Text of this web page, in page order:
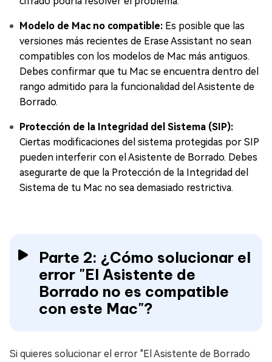
Modelo de Mac no compatible: Es posible que las
versiones más recientes de Erase Assistant no sean
compatibles con los modelos de Mac más antiguos.
Debes confirmar que tu Mac se encuentra dentro del
rango admitido para la funcionalidad del Asistente de
Borrado.
Protección de la Integridad del Sistema (SIP):
Ciertas modificaciones del sistema protegidas por SIP
pueden interferir con el Asistente de Borrado. Debes
asegurarte de que la Protección de la Integridad del
Sistema de tu Mac no sea demasiado restrictiva.
Parte 2: ¿Cómo solucionar el
error "El Asistente de
Borrado no es compatible
con este Mac"?
Si quieres solucionar el error "El Asistente de Borrado